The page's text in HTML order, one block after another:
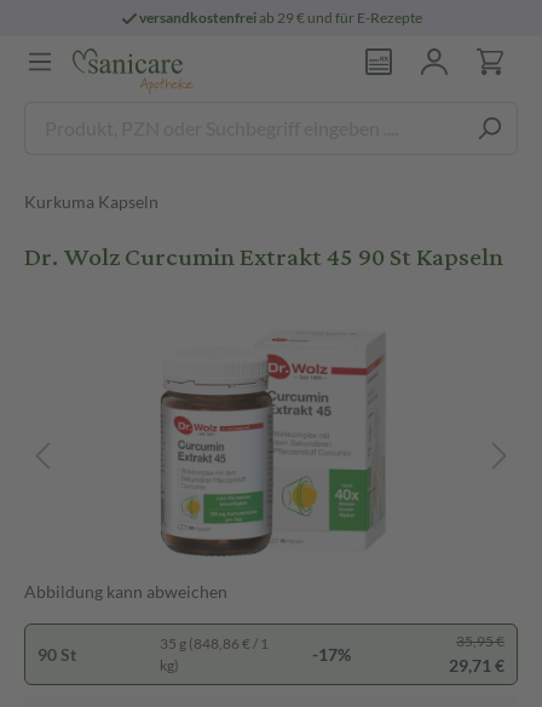
versandkostenfreiab 29 € und für E-Rezepte
Kurkuma Kapseln
Dr. Wolz Curcumin Extrakt 45 90 St Kapseln
Abbildung kann abweichen
90 St
35 g (848,86 € / 1
kg)
-17%
35,95 €
29,71 €